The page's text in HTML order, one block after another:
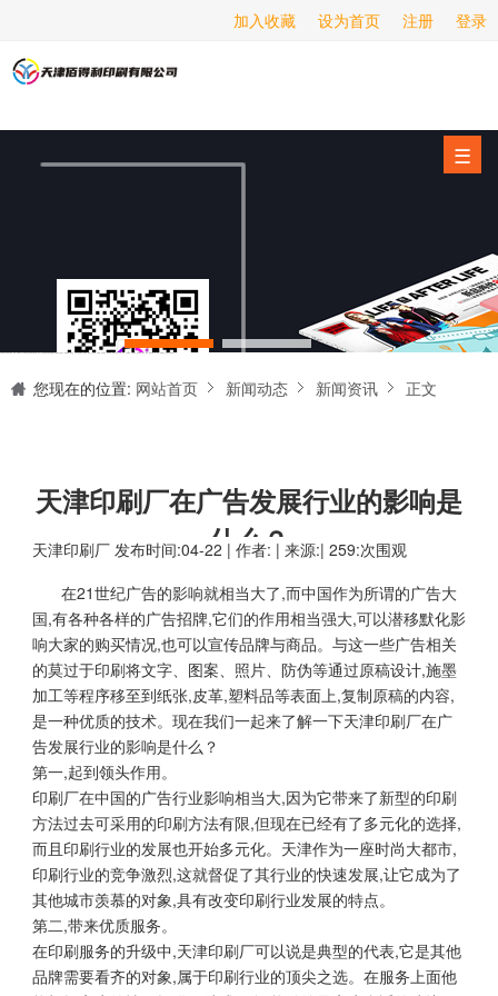
登录
注册
设为首页
加入收藏
☰
海报印刷
服务项目
新闻动态
关于我们
联系我们
您现在的位置: 网站首页 新闻动态 新闻资讯 正文
天津印刷厂在广告发展行业的影响是
什么？
天津印刷厂 发布时间:04-22 | 作者: | 来源:| 259:次围观
在21世纪广告的影响就相当大了,而中国作为所谓的广告大
国,有各种各样的广告招牌,它们的作用相当强大,可以潜移默化影
响大家的购买情况,也可以宣传品牌与商品。与这一些广告相关
的莫过于印刷将文字、图案、照片、防伪等通过原稿设计,施墨
加工等程序移至到纸张,皮革,塑料品等表面上,复制原稿的内容,
是一种优质的技术。现在我们一起来了解一下天津印刷厂在广
告发展行业的影响是什么？
第一,起到领头作用。
印刷厂在中国的广告行业影响相当大,因为它带来了新型的印刷
方法过去可采用的印刷方法有限,但现在已经有了多元化的选择,
而且印刷行业的发展也开始多元化。天津作为一座时尚大都市,
印刷行业的竞争激烈,这就督促了其行业的快速发展,让它成为了
其他城市羡慕的对象,具有改变印刷行业发展的特点。
第二,带来优质服务。
在印刷服务的升级中,天津印刷厂可以说是典型的代表,它是其他
品牌需要看齐的对象,属于印刷行业的顶尖之选。在服务上面他